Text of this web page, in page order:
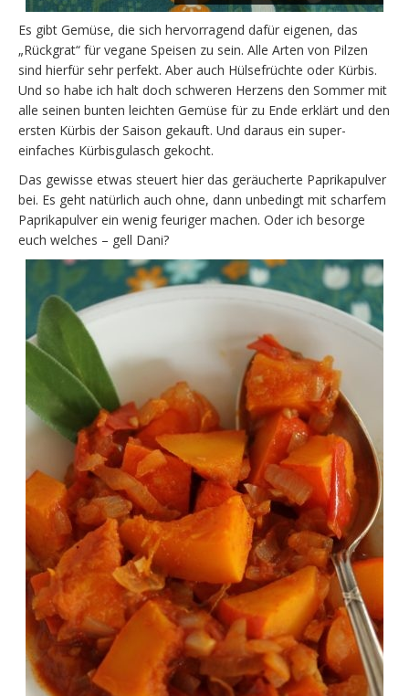
Es gibt Gemüse, die sich hervorragend dafür eigenen, das
„Rückgrat“ für vegane Speisen zu sein. Alle Arten von Pilzen
sind hierfür sehr perfekt. Aber auch Hülsefrüchte oder Kürbis.
Und so habe ich halt doch schweren Herzens den Sommer mit
alle seinen bunten leichten Gemüse für zu Ende erklärt und den
ersten Kürbis der Saison gekauft. Und daraus ein super-
einfaches Kürbisgulasch gekocht.
Das gewisse etwas steuert hier das geräucherte Paprikapulver
bei. Es geht natürlich auch ohne, dann unbedingt mit scharfem
Paprikapulver ein wenig feuriger machen. Oder ich besorge
euch welches – gell Dani?